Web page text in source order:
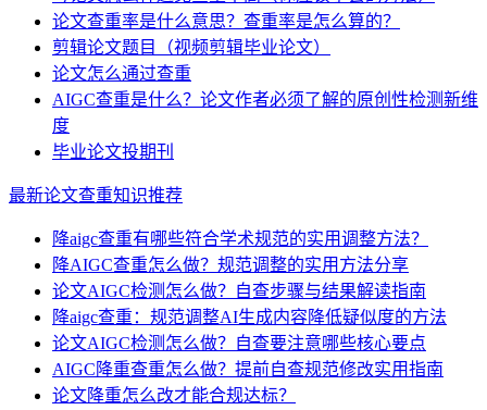
论文查重率是什么意思？查重率是怎么算的？
剪辑论文题目（视频剪辑毕业论文）
论文怎么通过查重
AIGC查重是什么？论文作者必须了解的原创性检测新维
度
毕业论文投期刊
最新论文查重知识推荐
降aigc查重有哪些符合学术规范的实用调整方法？
降AIGC查重怎么做？规范调整的实用方法分享
论文AIGC检测怎么做？自查步骤与结果解读指南
降aigc查重：规范调整AI生成内容降低疑似度的方法
论文AIGC检测怎么做？自查要注意哪些核心要点
AIGC降重查重怎么做？提前自查规范修改实用指南
论文降重怎么改才能合规达标？